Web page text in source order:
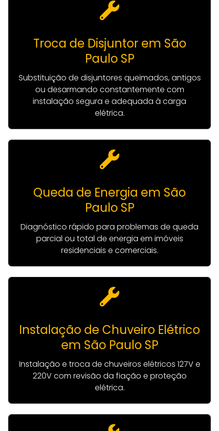
Troca de Disjuntor em São
Paulo SP
Substituição de disjuntores queimados, antigos
ou desarmando constantemente com
instalação segura e adequada à carga
elétrica.
Queda de Energia em São
Paulo SP
Diagnóstico rápido para problemas de queda
parcial ou total de energia em imóveis
residenciais e comerciais.
Instalação de Chuveiro Elétrico
em São Paulo SP
Instalação e troca de chuveiros elétricos 127V e
220V com revisão da fiação e proteção
elétrica.